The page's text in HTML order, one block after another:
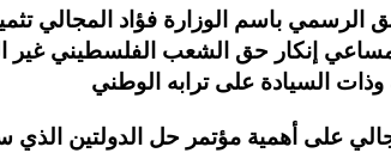
الرسمي باسم الوزارة فؤاد المجالي
إنكار حق الشعب الفلسطيني غير
على أهمية مؤتمر حل الدولتين الذي